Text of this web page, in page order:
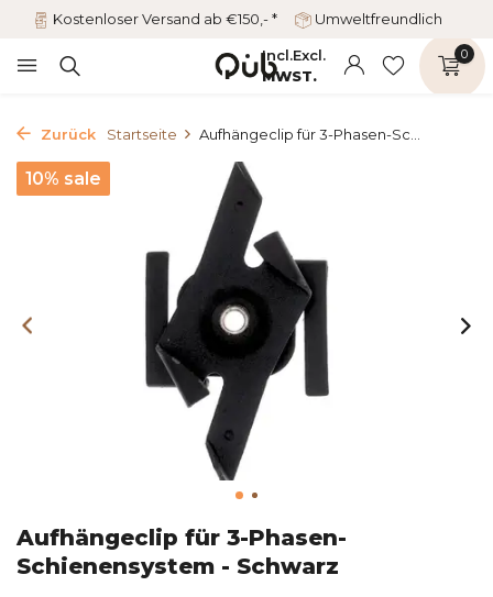
Kostenloser Versand ab €150,- * Umweltfreundlich
Incl.Excl.
MWST.
0
Zurück Startseite Aufhängeclip für 3-Phasen-Sc...
10% sale
Aufhängeclip für 3-Phasen-
Schienensystem - Schwarz